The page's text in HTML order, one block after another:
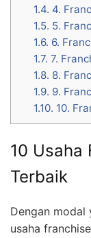
1.4. 4.
1.5. 5.
1.6. 6.
1.7. 7.
1.8. 8.
1.9. 9.
1.10. 10.
10 Usaha
Terbaik
Dengan modal
usaha